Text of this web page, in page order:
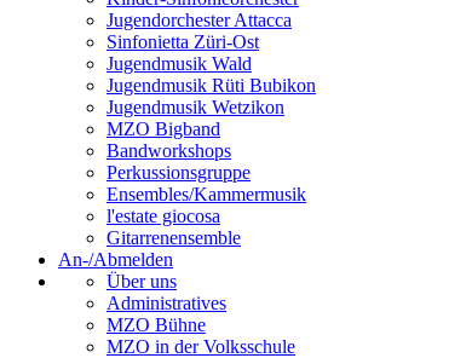
Jugendorchester Attacca
Sinfonietta Züri-Ost
Jugendmusik Wald
Jugendmusik Rüti Bubikon
Jugendmusik Wetzikon
MZO Bigband
Bandworkshops
Perkussionsgruppe
Ensembles/Kammermusik
l'estate giocosa
Gitarrenensemble
An-/Abmelden
Über uns
Administratives
MZO Bühne
MZO in der Volksschule